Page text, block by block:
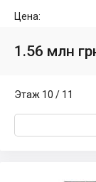
Цена:
1.56 млн
Этаж 10 / 11